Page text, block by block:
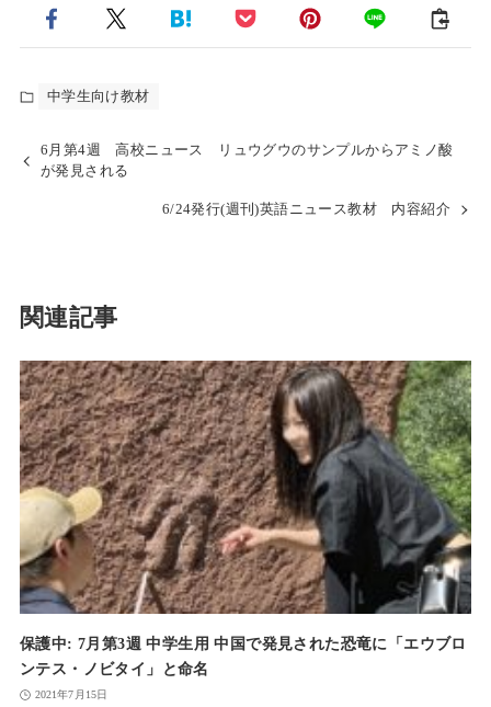
中学生向け教材
6月第4週 高校ニュース リュウグウのサンプルからアミノ酸
が発見される
6/24発行(週刊)英語ニュース教材 内容紹介
関連記事
保護中: 7月第3週 中学生用 中国で発見された恐竜に「エウブロ
ンテス・ノビタイ」と命名
2021年7月15日